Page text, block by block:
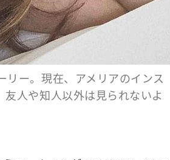
リー。現在、アメリアのインス
人や知人以外は見られないよ